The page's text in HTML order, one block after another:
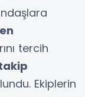
tercih
Ekiplerin